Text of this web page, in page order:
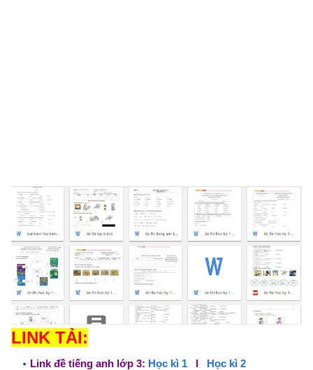
LINK TẢI:
Link đề tiếng anh lớp 3: Học kì 1 l
Học kì 2